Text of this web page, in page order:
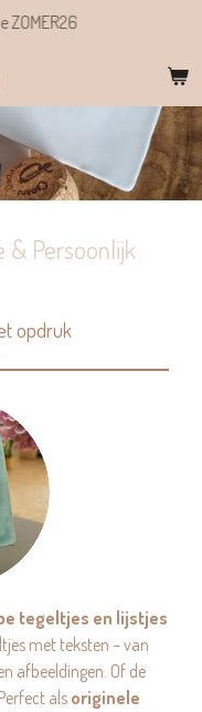
ZOMER26
& Persoonlijk
opdruk
tegeltjes en lijstjes
met teksten – van
afbeeldingen. Of de
als originele